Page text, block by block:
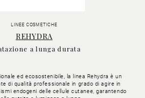
LINEE COSMETICHE
REHYDRA
a lunga durata
ed ecosostenibile, la linea Rehydra è un
di qualità professionale in grado di agire in
endogeni delle cellule cutanee, garantendo